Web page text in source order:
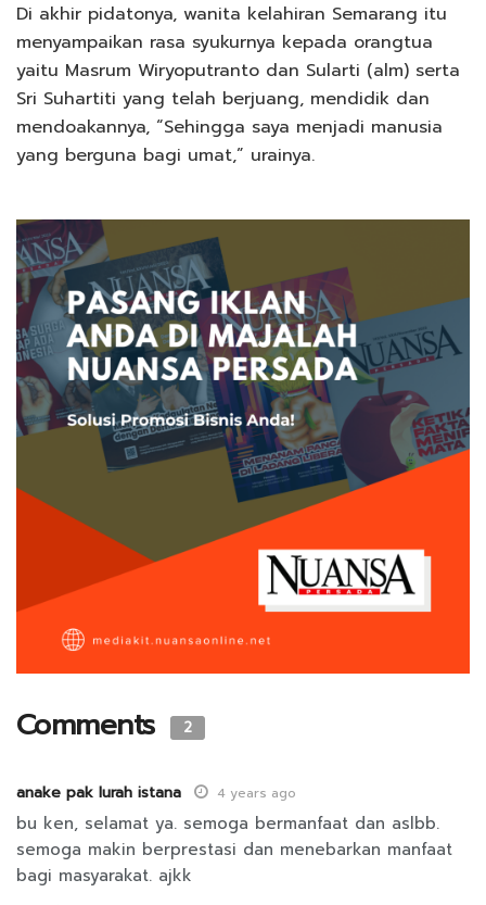
Di akhir pidatonya, wanita kelahiran Semarang itu
menyampaikan rasa syukurnya kepada orangtua
yaitu Masrum Wiryoputranto dan Sularti (alm) serta
Sri Suhartiti yang telah berjuang, mendidik dan
mendoakannya, “Sehingga saya menjadi manusia
yang berguna bagi umat,” urainya.
Comments 2
anake pak lurah istana 4 years ago
bu ken, selamat ya. semoga bermanfaat dan aslbb.
semoga makin berprestasi dan menebarkan manfaat
bagi masyarakat. ajkk